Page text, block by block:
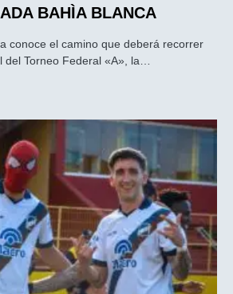
BAHÌA BLANCA
conoce el camino que deberá recorrer
Torneo Federal «A», la…